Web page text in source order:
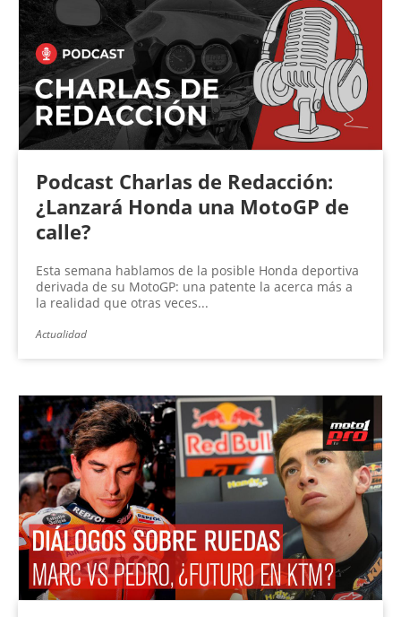
Podcast Charlas de Redacción:
¿Lanzará Honda una MotoGP de
calle?
Esta semana hablamos de la posible Honda deportiva
derivada de su MotoGP: una patente la acerca más a
la realidad que otras veces...
Actualidad